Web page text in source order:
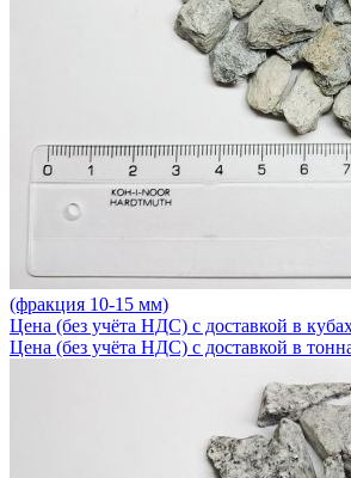
(фракция 10-15 мм)
Цена (без учёта НДС) с доставкой в
Цена (без учёта НДС) с доставкой в